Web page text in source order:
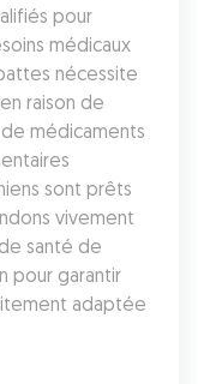
pour
médicaux
nécessite
raison de
médicaments
sont prêts
vivement
santé de
pour garantir
adaptée